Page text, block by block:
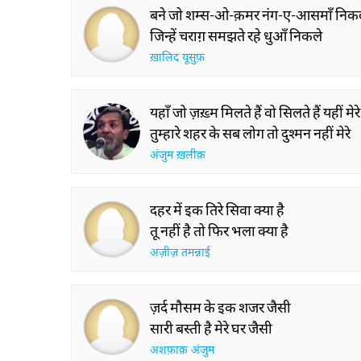
बने जो शम्स-ओ-क़मर नंग-ए-आसमाँ
जिन्हें चराग़ समझते रहे धुआँ निकले
ख़ालिद यूसुफ़
यहाँ जो ज़ख़्म मिलते हैं वो सिलते हैं यहीं मेरे
तुम्हारे शहर के सब लोग तो दुश्मन नहीं मेरे
अंजुम ख़लीक़
दहर में इक तिरे सिवा क्या है
तू नहीं है तो फिर भला क्या है
अज़ीज़ तमन्नाई
ज़र्द मौसम के इक शजर जैसी
सारी बस्ती है मेरे घर जैसी
अशफ़ाक़ अंजुम